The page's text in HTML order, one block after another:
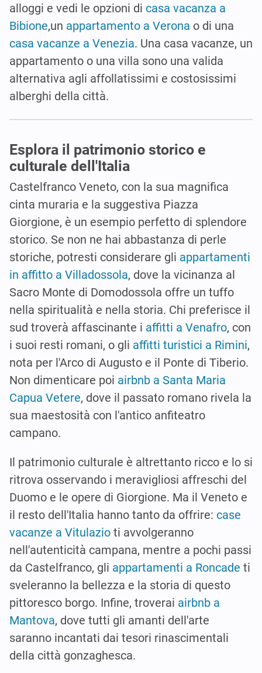
alloggi e vedi le opzioni di casa vacanza a
Bibione,un appartamento a Verona o di una
casa vacanze a Venezia. Una casa vacanze, un
appartamento o una villa sono una valida
alternativa agli affollatissimi e costosissimi
alberghi della città.
Esplora il patrimonio storico e
culturale dell'Italia
Castelfranco Veneto, con la sua magnifica
cinta muraria e la suggestiva Piazza
Giorgione, è un esempio perfetto di splendore
storico. Se non ne hai abbastanza di perle
storiche, potresti considerare gli appartamenti
in affitto a Villadossola, dove la vicinanza al
Sacro Monte di Domodossola offre un tuffo
nella spiritualità e nella storia. Chi preferisce il
sud troverà affascinante i affitti a Venafro, con
i suoi resti romani, o gli affitti turistici a Rimini,
nota per l'Arco di Augusto e il Ponte di Tiberio.
Non dimenticare poi airbnb a Santa Maria
Capua Vetere, dove il passato romano rivela la
sua maestosità con l'antico anfiteatro
campano.
Il patrimonio culturale è altrettanto ricco e lo si
ritrova osservando i meravigliosi affreschi del
Duomo e le opere di Giorgione. Ma il Veneto e
il resto dell'Italia hanno tanto da offrire: case
vacanze a Vitulazio ti avvolgeranno
nell'autenticità campana, mentre a pochi passi
da Castelfranco, gli appartamenti a Roncade ti
sveleranno la bellezza e la storia di questo
pittoresco borgo. Infine, troverai airbnb a
Mantova, dove tutti gli amanti dell'arte
saranno incantati dai tesori rinascimentali
della città gonzaghesca.